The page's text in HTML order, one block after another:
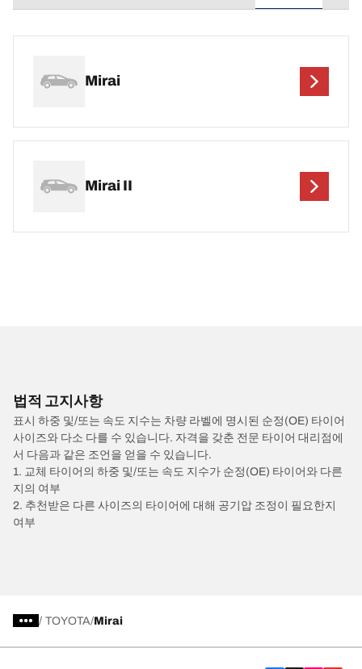
Mirai
Mirai II
법적 고지사항
표시 하중 및/또는 속도 지수는 차량 라벨에 명시된 순정(OE) 타이어
사이즈와 다소 다를 수 있습니다. 자격을 갖춘 전문 타이어 대리점에
서 다음과 같은 조언을 얻을 수 있습니다.
1. 교체 타이어의 하중 및/또는 속도 지수가 순정(OE) 타이어와 다른
지의 여부
2. 추천받은 다른 사이즈의 타이어에 대해 공기압 조정이 필요한지
여부
/ TOYOTA Mirai